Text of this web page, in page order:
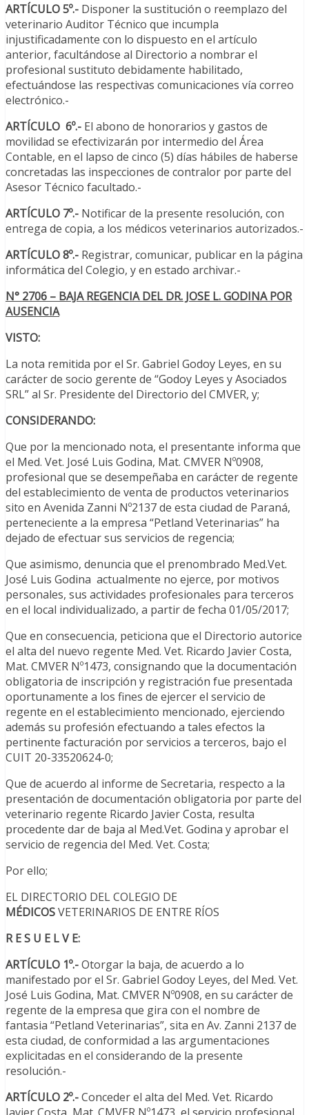
ARTÍCULO 5º.- Disponer la sustitución o reemplazo del
veterinario Auditor Técnico que incumpla
injustificadamente con lo dispuesto en el artículo
anterior, facultándose al Directorio a nombrar el
profesional sustituto debidamente habilitado,
efectuándose las respectivas comunicaciones vía correo
electrónico.-
ARTÍCULO 6º.- El abono de honorarios y gastos de
movilidad se efectivizarán por intermedio del Área
Contable, en el lapso de cinco (5) días hábiles de haberse
concretadas las inspecciones de contralor por parte del
Asesor Técnico facultado.-
ARTÍCULO 7º.- Notificar de la presente resolución, con
entrega de copia, a los médicos veterinarios autorizados.-
ARTÍCULO 8º.- Registrar, comunicar, publicar en la página
informática del Colegio, y en estado archivar.-
N° 2706 – BAJA REGENCIA DEL DR. JOSE L. GODINA POR
AUSENCIA
VISTO:
La nota remitida por el Sr. Gabriel Godoy Leyes, en su
carácter de socio gerente de “Godoy Leyes y Asociados
SRL” al Sr. Presidente del Directorio del CMVER, y;
CONSIDERANDO:
Que por la mencionado nota, el presentante informa que
el Med. Vet. José Luis Godina, Mat. CMVER Nº0908,
profesional que se desempeñaba en carácter de regente
del establecimiento de venta de productos veterinarios
sito en Avenida Zanni Nº2137 de esta ciudad de Paraná,
perteneciente a la empresa “Petland Veterinarias” ha
dejado de efectuar sus servicios de regencia;
Que asimismo, denuncia que el prenombrado Med.Vet.
José Luis Godina actualmente no ejerce, por motivos
personales, sus actividades profesionales para terceros
en el local individualizado, a partir de fecha 01/05/2017;
Que en consecuencia, peticiona que el Directorio autorice
el alta del nuevo regente Med. Vet. Ricardo Javier Costa,
Mat. CMVER Nº1473, consignando que la documentación
obligatoria de inscripción y registración fue presentada
oportunamente a los fines de ejercer el servicio de
regente en el establecimiento mencionado, ejerciendo
además su profesión efectuando a tales efectos la
pertinente facturación por servicios a terceros, bajo el
CUIT 20-33520624-0;
Que de acuerdo al informe de Secretaria, respecto a la
presentación de documentación obligatoria por parte del
veterinario regente Ricardo Javier Costa, resulta
procedente dar de baja al Med.Vet. Godina y aprobar el
servicio de regencia del Med. Vet. Costa;
Por ello;
EL DIRECTORIO DEL COLEGIO DE
MÉDICOSVETERINARIOS DE ENTRE RÍOS
R E S U E L V E:
ARTÍCULO 1º.-Otorgar la baja, de acuerdo a lo
manifestado por el Sr. Gabriel Godoy Leyes, del Med. Vet.
José Luis Godina, Mat. CMVER Nº0908, en su carácter de
regente de la empresa que gira con el nombre de
fantasia “Petland Veterinarias”, sita en Av. Zanni 2137 de
esta ciudad, de conformidad a las argumentaciones
explicitadas en el considerando de la presente
resolución.-
ARTÍCULO 2º.-Conceder el alta del Med. Vet. Ricardo